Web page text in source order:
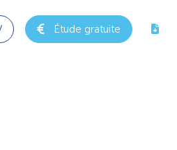
Étude gratuite